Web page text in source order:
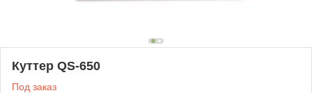
Куттер QS-650
Под заказ